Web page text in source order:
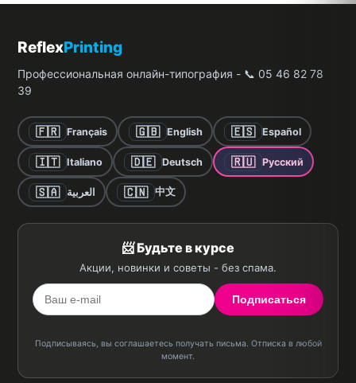
ReflexPrinting
Профессиональная онлайн-типография - 📞 05 46 82 78
39
🇫🇷 Français 🇬🇧 English 🇪🇸 Español
🇮🇹 Italiano 🇩🇪 Deutsch 🇷🇺 Русский
🇸🇦 العربية 🇨🇳 中文
📨 Будьте в курсе
Акции, новинки и советы - без спама.
Подписаться
Подписываясь, вы соглашаетесь получать письма. Отписка в любой
момент.